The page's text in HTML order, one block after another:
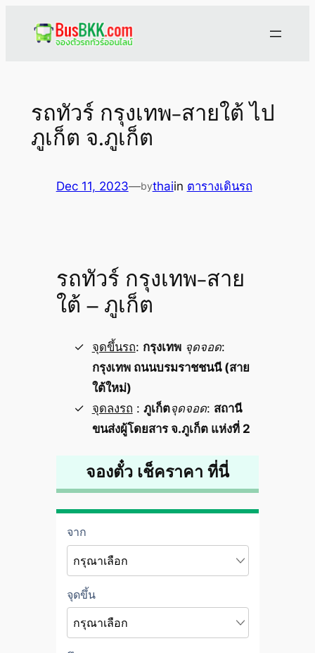
รถทัวร์ กรุงเทพ-สายใต้ ไป
ภูเก็ต จ.ภูเก็ต
Dec 11, 2023—bythaiin ตารางเดินรถ
รถทัวร์ กรุงเทพ-สาย
ใต้ – ภูเก็ต
จุดขึ้นรถ: กรุงเทพ จุดจอด:
กรุงเทพ ถนนบรมราชชนนี (สาย
ใต้ใหม่)
จุดลงรถ : ภูเก็ตจุดจอด: สถานี
ขนส่งผู้โดยสาร จ.ภูเก็ต แห่งที่ 2
จองตั๋ว เช็คราคา ที่นี่